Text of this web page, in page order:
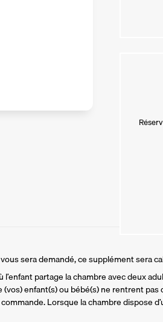
sera demandé, ce supplément sera
partage la chambre avec deux
enfant(s) ou bébé(s) ne rentrent
Lorsque la chambre dispose